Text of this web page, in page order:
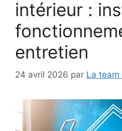
intérieur :
entretien
24 avril 2026 par La